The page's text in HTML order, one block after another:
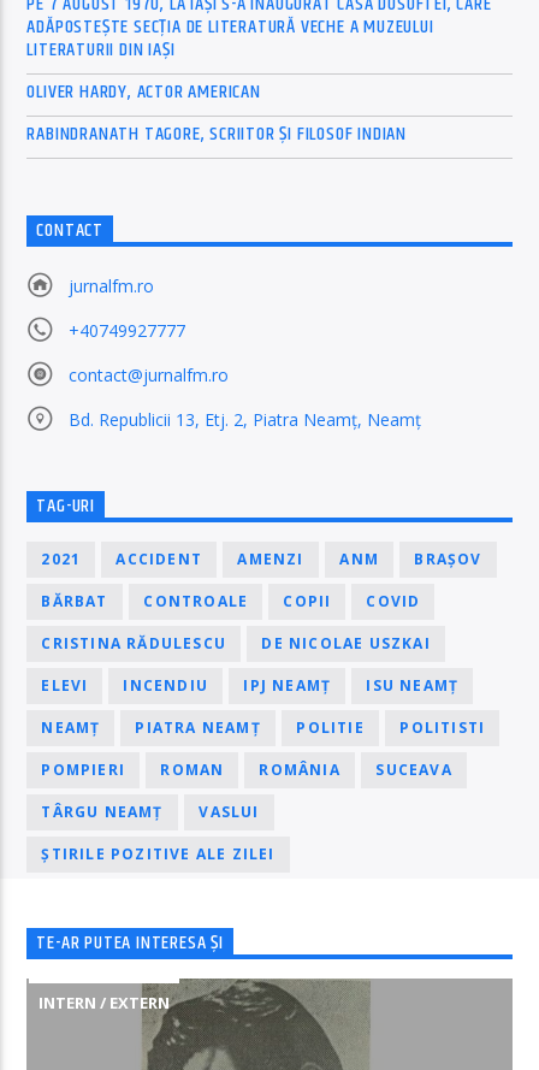
ADĂPOSTEŞTE SECŢIA DE LITERATURĂ VECHE A MUZEULUI
LITERATURII DIN IAŞI
OLIVER HARDY, ACTOR AMERICAN
RABINDRANATH TAGORE, SCRIITOR ȘI FILOSOF INDIAN
CONTACT
jurnalfm.ro
+40749927777
contact@jurnalfm.ro
Bd. Republicii 13, Etj. 2, Piatra Neamț, Neamț
TAG-URI
2021 ACCIDENT AMENZI ANM BRAȘOV
BĂRBAT CONTROALE COPII COVID
CRISTINA RĂDULESCU DE NICOLAE USZKAI
ELEVI INCENDIU IPJ NEAMȚ ISU NEAMȚ
NEAMȚ PIATRA NEAMȚ POLITIE POLITISTI
POMPIERI ROMAN ROMÂNIA SUCEAVA
TÂRGU NEAMȚ VASLUI
ȘTIRILE POZITIVE ALE ZILEI
TE-AR PUTEA INTERESA ȘI
INTERN / EXTERN